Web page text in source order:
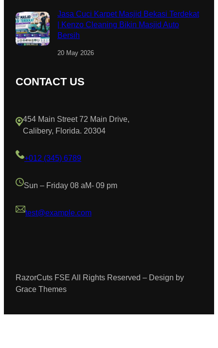
Jasa Cuci Karpet Masjid Bekasi Terdekat
| Kenzo Cleaning Bikin Masjid Auto
Bersih
20 May 2026
CONTACT US
454 Main Street 72 Main Drive,
Calibery, Florida. 20304
+012 (345) 6789
Sun – Friday 08 aM- 09 pm
test@example.com
RazorCuts FSE All Rights Reserved – Design by
Grace Themes